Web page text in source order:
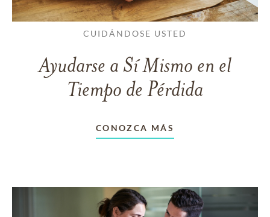
CUIDÁNDOSE USTED
Ayudarse a Sí Mismo en el
Tiempo de Pérdida
CONOZCA MÁS